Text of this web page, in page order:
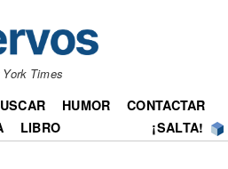
Times
HUMOR
CONTACTAR
LIBRO ¡SALTA!